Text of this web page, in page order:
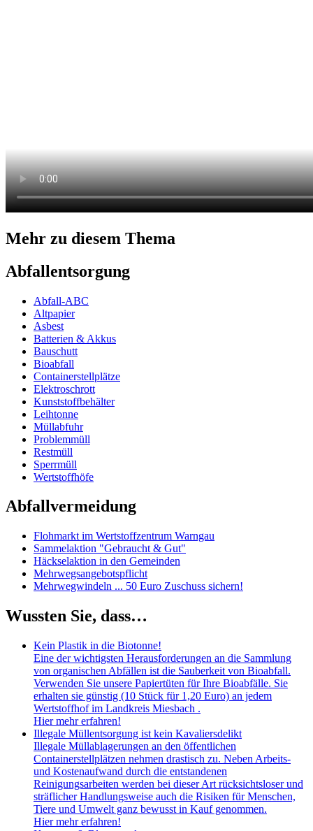
Mehr zu diesem Thema
Abfallentsorgung
Abfall-ABC
Altpapier
Asbest
Batterien & Akkus
Bauschutt
Bioabfall
Containerstellplätze
Elektroschrott
Kunststoffbehälter
Leihtonne
Müllabfuhr
Problemmüll
Restmüll
Sperrmüll
Wertstoffhöfe
Abfallvermeidung
Flohmarkt im Wertstoffzentrum Warngau
Sammelaktion "Gebraucht & Gut"
Häckselaktion in den Gemeinden
Mehrwegsangebotspflicht
Mehrwegwindeln ... 50 Euro Zuschuss sichern!
Wussten Sie, dass…
Kein Plastik in die Biotonne!
Eine der wichtigsten Herausforderungen an die Sammlung
von organischen Abfällen ist die Sauberkeit von Bioabfall.
Verwenden Sie unsere Papiertüten für Ihre Bioabfälle. Sie
erhalten sie günstig (10 Stück für 1,20 Euro) an jedem
Wertstoffhof im Landkreis Miesbach .
Hier mehr erfahren!
Illegale Müllentsorgung ist kein Kavaliersdelikt
Illegale Müllablagerungen an den öffentlichen
Containerstellplätzen nehmen drastisch zu. Neben Arbeits-
und Kostenaufwand durch die entstandenen
Reinigungsarbeiten werden bei dieser Art rücksichtsloser und
sträflicher Handlungsweise auch die Risiken für Menschen,
Tiere und Umwelt ganz bewusst in Kauf genommen.
Hier mehr erfahren!